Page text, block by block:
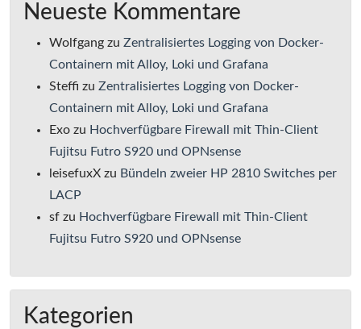
Neueste Kommentare
Wolfgang zu Zentralisiertes Logging von Docker-
Containern mit Alloy, Loki und Grafana
Steffi zu Zentralisiertes Logging von Docker-
Containern mit Alloy, Loki und Grafana
Exo zu Hochverfügbare Firewall mit Thin-Client
Fujitsu Futro S920 und OPNsense
leisefuxX zu Bündeln zweier HP 2810 Switches per
LACP
sf zu Hochverfügbare Firewall mit Thin-Client
Fujitsu Futro S920 und OPNsense
Kategorien